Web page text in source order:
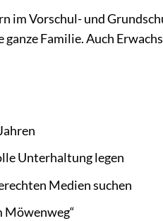
im Vorschul- und
Familie. Auch
Unterhaltung legen
Medien suchen
Möwenweg“